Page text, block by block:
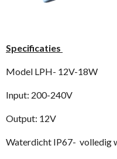
Specificaties
Model LPH- 12V-18W
Input: 200-240V
Output: 12V
Waterdicht IP67- volledig